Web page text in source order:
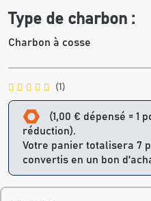
Type de charbon :
Charbon à cosse
(1)
(1,00 € dépensé = 1
réduction).
Votre panier totalisera 7
convertis en un bon